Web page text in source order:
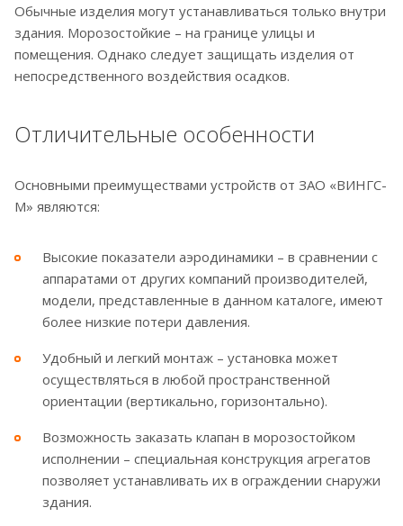
Обычные изделия могут устанавливаться только внутри
здания. Морозостойкие – на границе улицы и
помещения. Однако следует защищать изделия от
непосредственного воздействия осадков.
Отличительные особенности
Основными преимуществами устройств от ЗАО «ВИНГС-
М» являются:
Высокие показатели аэродинамики – в сравнении с
аппаратами от других компаний производителей,
модели, представленные в данном каталоге, имеют
более низкие потери давления.
Удобный и легкий монтаж – установка может
осуществляться в любой пространственной
ориентации (вертикально, горизонтально).
Возможность заказать клапан в морозостойком
исполнении – специальная конструкция агрегатов
позволяет устанавливать их в ограждении снаружи
здания.